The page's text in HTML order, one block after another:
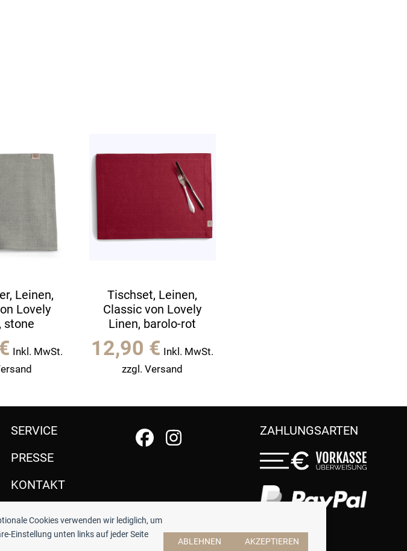
Cookies verwenden wir lediglich, um
Einstellung unten links auf jeder Seite
AKZEPTIEREN
ABLEHNEN
Leinen,
Lovely
stone
Inkl. MwSt.
Tischset, Leinen,
Classic von Lovely
Linen, barolo-rot
12,90 € Inkl. MwSt.
zzgl. Versand
SERVICE
PRESSE
KONTAKT
ZAHLUNGSARTEN